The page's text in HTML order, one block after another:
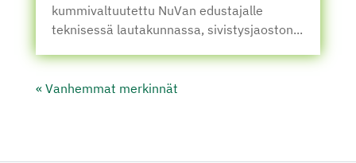
kummivaltuutettu NuVan edustajalle
teknisessä lautakunnassa, sivistysjaoston...
« Vanhemmat merkinnät